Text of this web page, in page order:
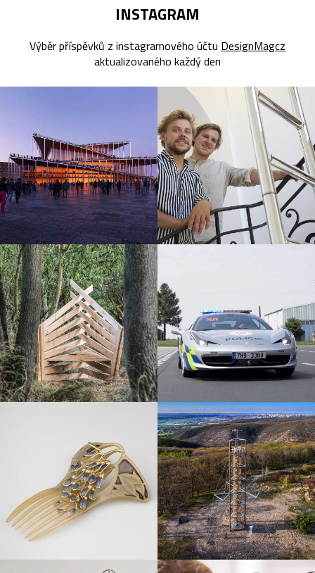
INSTAGRAM
Výběr příspěvků z instagramového účtu DesignMagcz
aktualizovaného každý den